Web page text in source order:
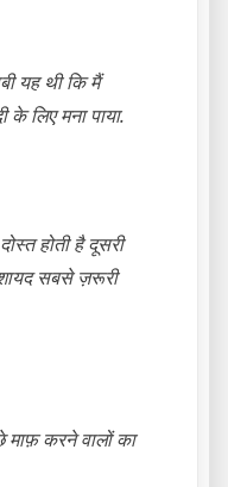
यह थी कि मैं
के लिए मना पाया.
होती है दूसरी
सबसे ज़रूरी
माफ़ करने वालों का